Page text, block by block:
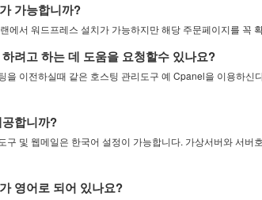
가능합니까?
에서 워드프레스 설치가 가능하지만 해당 주문페이지를 꼭
려고 하는 데 도움을 요청할수 있나요?
을 이전하실때 같은 호스팅 관리도구 예 Cpanel을 이용하
합니까?
구 및 웹메일은 한국어 설정이 가능합니다. 가상서버와 서
영어로 되어 있나요?